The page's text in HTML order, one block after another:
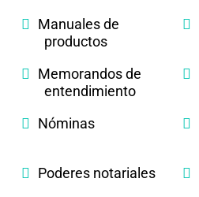
Manuales de
productos
Memorandos de
entendimiento
Nóminas
Poderes notariales